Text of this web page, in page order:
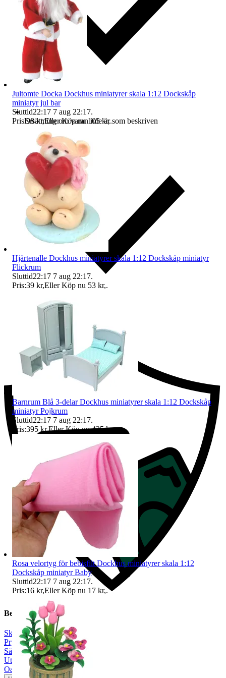
Ersättning om varan inte är som beskriven
Ersättning om du inte får din vara
Beskrivning
Skala 1:12|
Prylpaket|
Sängar|
Utomhus|
Oanvänt
Jultomte Docka Dockhus miniatyrer skala 1:12 Dockskåp
miniatyr jul bar
Sluttid22:17 7 aug 22:17.
Pris:98 kr,Eller Köp nu 105 kr,.
Hjärtenalle Dockhus miniatyrer skala 1:12 Dockskåp miniatyr
Flickrum
Sluttid22:17 7 aug 22:17.
Pris:39 kr,Eller Köp nu 53 kr,.
Barnrum Blå 3-delar Dockhus miniatyrer skala 1:12 Dockskåp
miniatyr Pojkrum
Sluttid22:17 7 aug 22:17.
Pris:395 kr,Eller Köp nu 435 kr,.
Rosa velortyg för bebisfilt Dockhus miniatyrer skala 1:12
Dockskåp miniatyr Baby
Sluttid22:17 7 aug 22:17.
Pris:16 kr,Eller Köp nu 17 kr,.